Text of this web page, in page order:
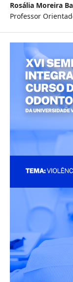
Rosália Moreira
Professor